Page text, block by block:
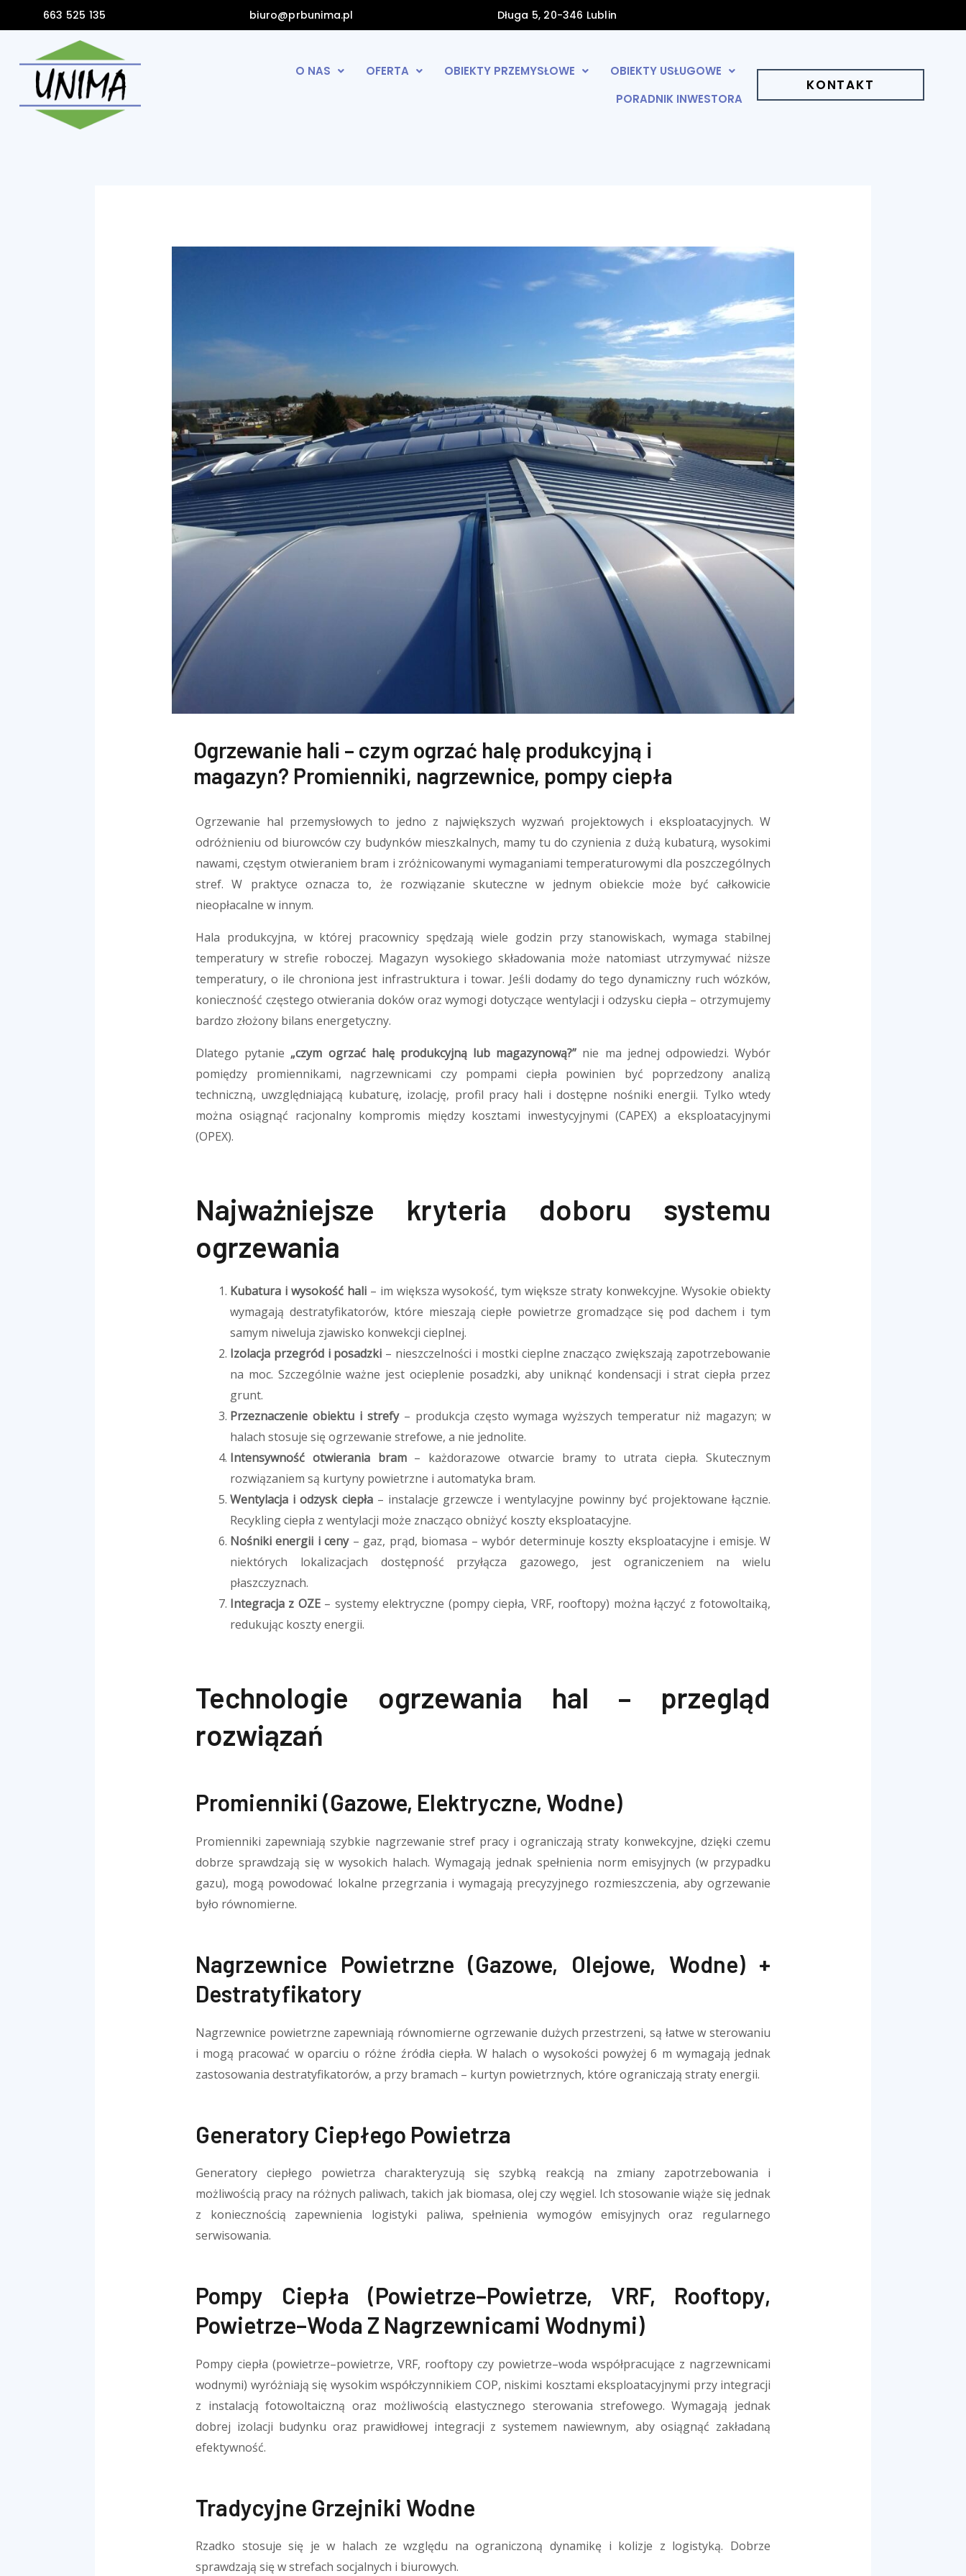
to
663 525 135 biuro@prbunima.pl Długa 5, 20-346 Lublin
O NAS OFERTA OBIEKTY PRZEMYSŁOWE
OBIEKTY USŁUGOWE
PORADNIK INWESTORA
KONTAKT
Ogrzewanie hali – czym ogrzać halę produkcyjną i
magazyn? Promienniki, nagrzewnice, pompy ciepła
Ogrzewanie hal przemysłowych to jedno z największych wyzwań projektowych i eksploatacyjnych. W
odróżnieniu od biurowców czy budynków mieszkalnych, mamy tu do czynienia z dużą kubaturą, wysokimi
nawami, częstym otwieraniem bram i zróżnicowanymi wymaganiami temperaturowymi dla poszczególnych
stref. W praktyce oznacza to, że rozwiązanie skuteczne w jednym obiekcie może być całkowicie
nieopłacalne w innym.
Hala produkcyjna, w której pracownicy spędzają wiele godzin przy stanowiskach, wymaga stabilnej
temperatury w strefie roboczej. Magazyn wysokiego składowania może natomiast utrzymywać niższe
temperatury, o ile chroniona jest infrastruktura i towar. Jeśli dodamy do tego dynamiczny ruch wózków,
konieczność częstego otwierania doków oraz wymogi dotyczące wentylacji i odzysku ciepła – otrzymujemy
bardzo złożony bilans energetyczny.
Dlatego pytanie „czym ogrzać halę produkcyjną lub magazynową?” nie ma jednej odpowiedzi. Wybór
pomiędzy promiennikami, nagrzewnicami czy pompami ciepła powinien być poprzedzony analizą
techniczną, uwzględniającą kubaturę, izolację, profil pracy hali i dostępne nośniki energii. Tylko wtedy
można osiągnąć racjonalny kompromis między kosztami inwestycyjnymi (CAPEX) a eksploatacyjnymi
(OPEX).
Najważniejsze kryteria doboru systemu
ogrzewania
Kubatura i wysokość hali– im większa wysokość, tym większe straty konwekcyjne. Wysokie obiekty
wymagają destratyfikatorów, które mieszają ciepłe powietrze gromadzące się pod dachem i tym
samym niweluja zjawisko konwekcji cieplnej.
Izolacja przegród i posadzki – nieszczelności i mostki cieplne znacząco zwiększają zapotrzebowanie
na moc. Szczególnie ważne jest ocieplenie posadzki, aby uniknąć kondensacji i strat ciepła przez
grunt.
Przeznaczenie obiektu i strefy– produkcja często wymaga wyższych temperatur niż magazyn; w
halach stosuje się ogrzewanie strefowe, a nie jednolite.
Intensywność otwierania bram– każdorazowe otwarcie bramy to utrata ciepła. Skutecznym
rozwiązaniem są kurtyny powietrzne i automatyka bram.
Wentylacja i odzysk ciepła– instalacje grzewcze i wentylacyjne powinny być projektowane łącznie.
Recykling ciepła z wentylacji może znacząco obniżyć koszty eksploatacyjne.
Nośniki energii i ceny– gaz, prąd, biomasa – wybór determinuje koszty eksploatacyjne i emisje. W
niektórych lokalizacjach dostępność przyłącza gazowego, jest ograniczeniem na wielu
płaszczyznach.
Integracja z OZE– systemy elektryczne (pompy ciepła, VRF, rooftopy) można łączyć z fotowoltaiką,
redukując koszty energii.
Technologie ogrzewania hal – przegląd
rozwiązań
Promienniki (gazowe, Elektryczne, Wodne)
Promienniki zapewniają szybkie nagrzewanie stref pracy i ograniczają straty konwekcyjne, dzięki czemu
dobrze sprawdzają się w wysokich halach. Wymagają jednak spełnienia norm emisyjnych (w przypadku
gazu), mogą powodować lokalne przegrzania i wymagają precyzyjnego rozmieszczenia, aby ogrzewanie
było równomierne.
Nagrzewnice Powietrzne (gazowe, Olejowe, Wodne) +
Destratyfikatory
Nagrzewnice powietrzne zapewniają równomierne ogrzewanie dużych przestrzeni, są łatwe w sterowaniu
i mogą pracować w oparciu o różne źródła ciepła. W halach o wysokości powyżej 6 m wymagają jednak
zastosowania destratyfikatorów, a przy bramach – kurtyn powietrznych, które ograniczają straty energii.
Generatory Ciepłego Powietrza
Generatory ciepłego powietrza charakteryzują się szybką reakcją na zmiany zapotrzebowania i
możliwością pracy na różnych paliwach, takich jak biomasa, olej czy węgiel. Ich stosowanie wiąże się jednak
z koniecznością zapewnienia logistyki paliwa, spełnienia wymogów emisyjnych oraz regularnego
serwisowania.
Pompy Ciepła (powietrze–Powietrze, VRF, Rooftopy,
Powietrze–Woda Z Nagrzewnicami Wodnymi)
Pompy ciepła (powietrze–powietrze, VRF, rooftopy czy powietrze–woda współpracujące z nagrzewnicami
wodnymi) wyróżniają się wysokim współczynnikiem COP, niskimi kosztami eksploatacyjnymi przy integracji
z instalacją fotowoltaiczną oraz możliwością elastycznego sterowania strefowego. Wymagają jednak
dobrej izolacji budynku oraz prawidłowej integracji z systemem nawiewnym, aby osiągnąć zakładaną
efektywność.
Tradycyjne Grzejniki Wodne
Rzadko stosuje się je w halach ze względu na ograniczoną dynamikę i kolizje z logistyką. Dobrze
sprawdzają się w strefach socjalnych i biurowych.
Post
navigation